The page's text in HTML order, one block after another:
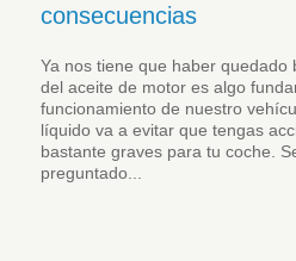
consecuencias
Ya nos tiene que haber quedado
del aceite de motor es algo
funcionamiento de nuestro
líquido va a evitar que tengas
bastante graves para tu coche.
preguntado...